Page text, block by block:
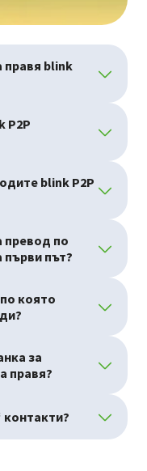
правя blink
P2P
blink P2P
превод по
първи път?
която
за
правя?